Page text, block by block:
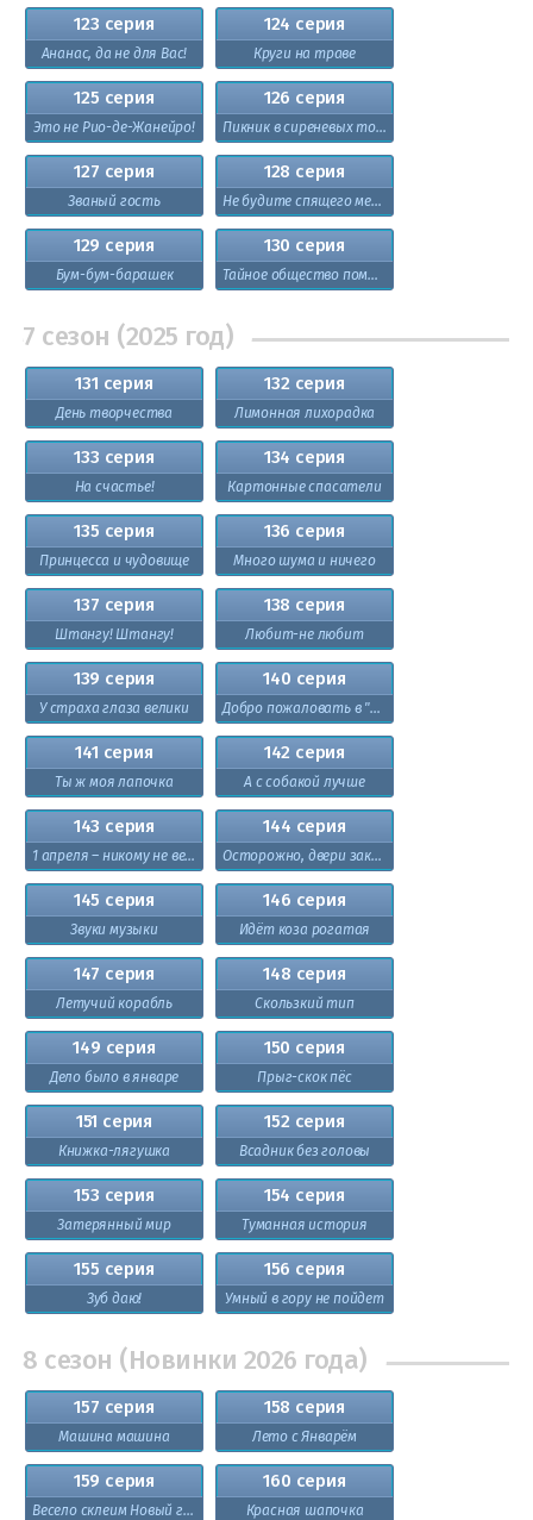
123 серия
Ананас, да не для Вас!
124 серия
Круги на траве
125 серия
Это не Рио-де-Жанейро!
126 серия
Пикник в сиреневых тонах
127 серия
Званый гость
128 серия
Не будите спящего медведя
129 серия
Бум-бум-барашек
130 серия
Тайное общество помощников
7 сезон (2025 год)
131 серия
День творчества
132 серия
Лимонная лихорадка
133 серия
На счастье!
134 серия
Картонные спасатели
135 серия
Принцесса и чудовище
136 серия
Много шума и ничего
137 серия
Штангу! Штангу!
138 серия
Любит-не любит
139 серия
У страха глаза велики
140 серия
Добро пожаловать в "Гранд-Уютъ"!
141 серия
Ты ж моя лапочка
142 серия
А с собакой лучше
143 серия
1 апреля – никому не верю!
144 серия
Осторожно, двери закрываются!
145 серия
Звуки музыки
146 серия
Идёт коза рогатая
147 серия
Летучий корабль
148 серия
Скользкий тип
149 серия
Дело было в январе
150 серия
Прыг-скок пёс
151 серия
Книжка-лягушка
152 серия
Всадник без головы
153 серия
Затерянный мир
154 серия
Туманная история
155 серия
Зуб даю!
156 серия
Умный в гору не пойдет
8 сезон (Новинки 2026 года)
157 серия
Машина машина
158 серия
Лето с Январём
159 серия
Весело склеим Новый год!
160 серия
Красная шапочка